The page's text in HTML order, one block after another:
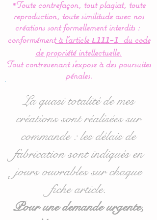
appliqué en feutrine.
Le coussin est équipé d'une
guirlande de 10 leds et
fonctionne avec 2 piles LR
6 (non fournies).
La technologie LED offre
une qualité de lumière
associée à une économie
d'énergie.
De plus, les ampoules Led
ne chauffent pas et ne
présentent aucun danger
pour bébé.
Bouton de
*Toute contrefaçon, tout plagiat, toute
reproduction, toute similitude avec nos
créations sont formellement interdits :
conformémentà l’article L111-1
du code
de propriété intellectuelle.
Tout contrevenant s'expose à des poursuites
pénales.
La quasi totalité de mes
créations sont réalisées sur
commande : les délais de
fabrication sont indiqués en
jours ouvrables sur chaque
fiche article.
Pour une demande urgente,